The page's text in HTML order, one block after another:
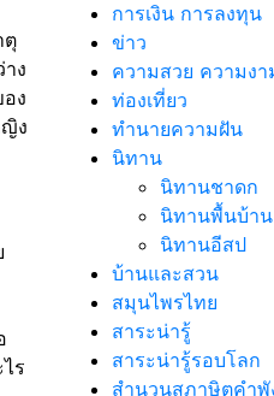
ตุ
ง
ง
ง
ร
การเงิน การลงทุน
ข่าว
ความสวย ความงา
ท่องเที่ยว
ทํานายความฝัน
นิทาน
นิทานชาดก
นิทานพื้นบ้าน
นิทานอีสป
บ้านและสวน
สมุนไพรไทย
สาระน่ารู้
สาระน่ารู้รอบโลก
สำนวนสุภาษิตคำพั